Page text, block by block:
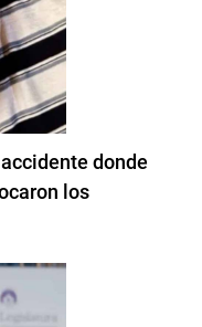
donde
los